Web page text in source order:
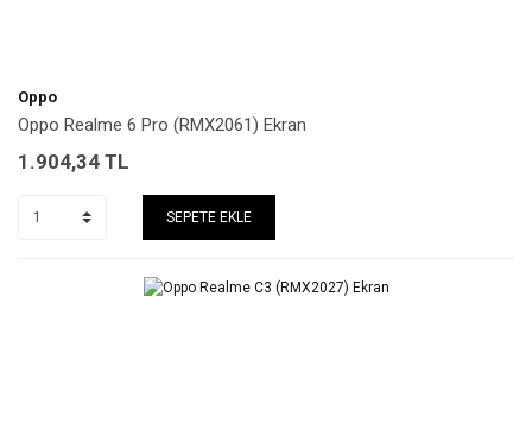
Oppo
Oppo Realme 6 Pro (RMX2061) Ekran
1.904,34 TL
SEPETE EKLE